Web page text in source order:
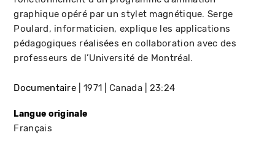
graphique opéré par un stylet magnétique. Serge
Poulard, informaticien, explique les applications
pédagogiques réalisées en collaboration avec des
professeurs de l’Université de Montréal.
Documentaire 1971 Canada 23:24
Langue originale
Français